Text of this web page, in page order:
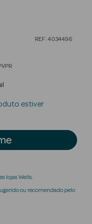
REF: 4034496
reduced from
estiver
lojas Wells.
ou recomendado pelo